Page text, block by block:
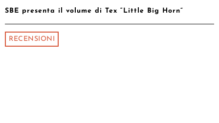
SBE presenta il volume di Tex “Little Big Horn”
RECENSIONI